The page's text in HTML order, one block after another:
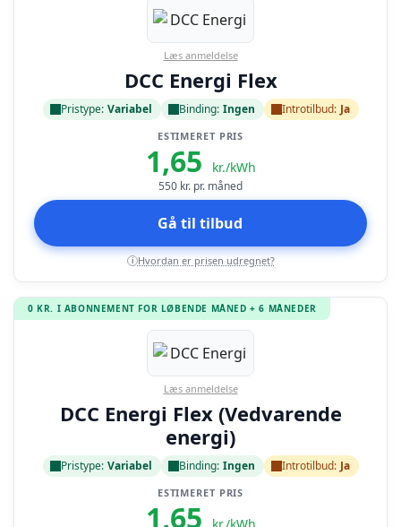
Læs anmeldelse
DCC Energi Flex
Pristype: Variabel Binding: Ingen Introtilbud: Ja
ESTIMERET PRIS
1,65 kr./kWh
550 kr. pr. måned
Gå til tilbud
i Hvordan er prisen udregnet?
0 KR. I ABONNEMENT FOR LØBENDE MÅNED + 6 MÅNEDER
Læs anmeldelse
DCC Energi Flex (Vedvarende
energi)
Pristype: Variabel Binding: Ingen Introtilbud: Ja
ESTIMERET PRIS
1,65